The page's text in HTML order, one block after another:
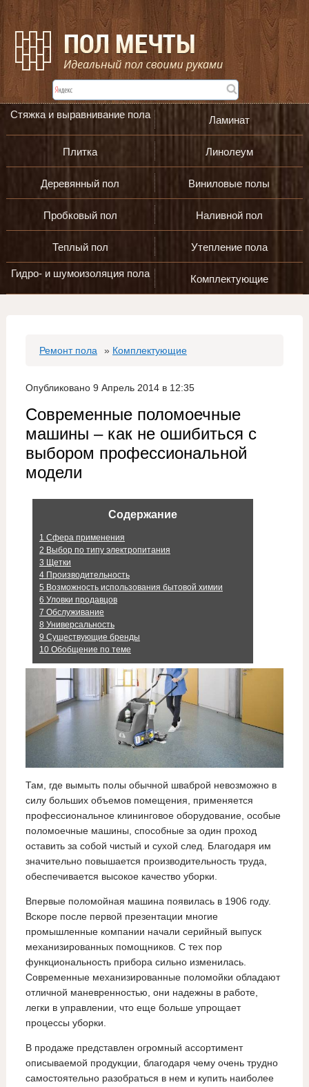
Стяжка и выравнивание пола Ламинат
Плитка Линолеум
Деревянный пол Виниловые полы
Пробковый пол Наливной пол
Теплый пол Утепление пола
Гидро- и шумоизоляция пола Комплектующие
Ремонт пола » Комплектующие
Опубликовано 9 Апрель 2014 в 12:35
Современные поломоечные
машины – как не ошибиться с
выбором профессиональной
модели
Содержание
1 Сфера применения
2 Выбор по типу электропитания
3 Щетки
4Производительность
5 Возможность использования бытовой химии
6 Уловки продавцов
7 Обслуживание
8 Универсальность
9 Существующие бренды
10Обобщение по теме
Там, где вымыть полы обычной шваброй невозможно в
силу больших объемов помещения, применяется
профессиональное клининговое оборудование, особые
поломоечные машины, способные за один проход
оставить за собой чистый и сухой след. Благодаря им
значительно повышается производительность труда,
обеспечивается высокое качество уборки.
Впервые поломойная машина появилась в 1906 году.
Вскоре после первой презентации многие
промышленные компании начали серийный выпуск
механизированных помощников. С тех пор
функциональность прибора сильно изменилась.
Современные механизированные поломойки обладают
отличной маневренностью, они надежны в работе,
легки в управлении, что еще больше упрощает
процессы уборки.
В продаже представлен огромный ассортимент
описываемой продукции, благодаря чему очень трудно
самостоятельно разобраться в нем и купить наиболее